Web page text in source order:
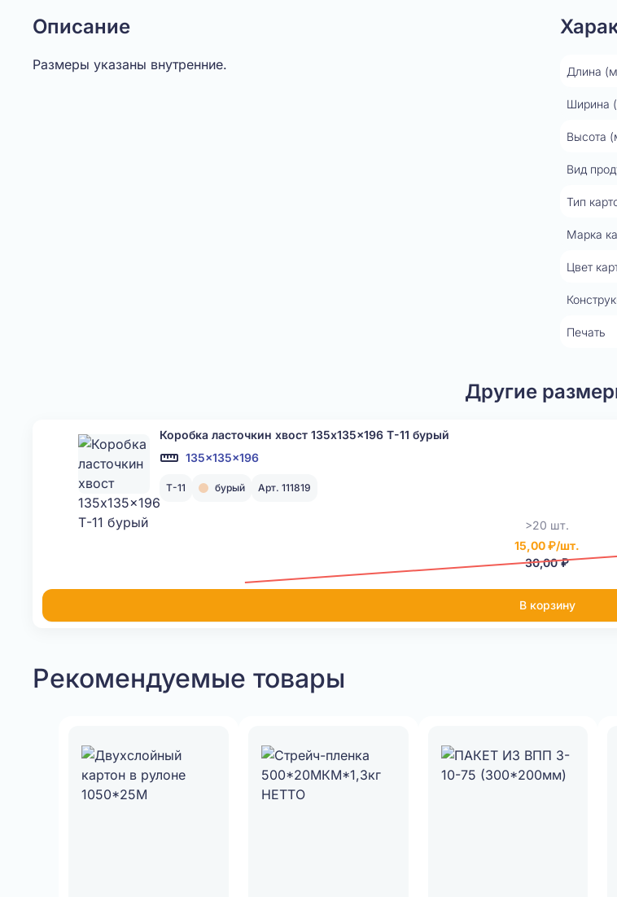
Описание
Размеры указаны внутренние. Длина
Ширина
Высота
Вид
Тип
Марка
Цвет
Печать
Другие
Коробка ласточкин хвост 135x135x196 Т-11 бурый
135x135x196
Т-11 бурый Арт. 111819
>20 шт.
15,00 ₽/шт.
30,00 ₽
В корзину
Рекомендуемые товары